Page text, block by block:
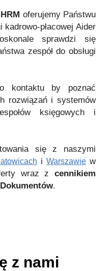
oferujemy Państwu
kadrowo-płacowej Aider
sprawdzi się
zespół do obsługi
kontaktu by poznać
rozwiązań i systemów
księgowych i
się z naszymi
i Warszawie w
wraz z cennikiem
.
z nami